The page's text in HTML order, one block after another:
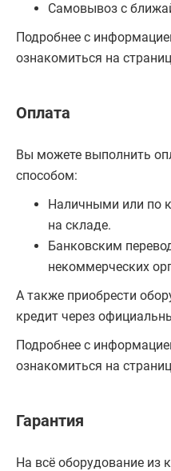
Самовывоз с
Подробнее с
ознакомиться на
Оплата
Вы можете выполнить
способом:
Наличными или по
на складе.
Банковским
некоммерческих
А также приобрести
кредит через
Подробнее с
ознакомиться на
Гарантия
На всё оборудование из